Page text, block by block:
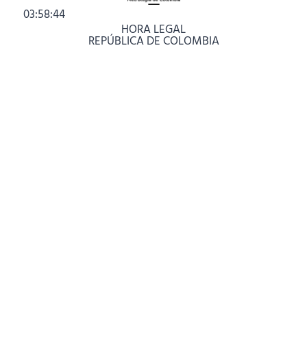
03:58:45
HORA LEGAL
REPÚBLICA DE COLOMBIA